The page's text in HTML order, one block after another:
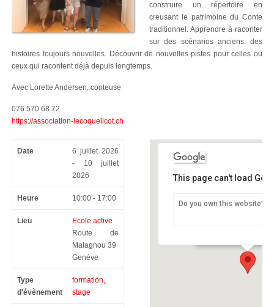
construire un répertoire en
creusant le patrimoine du Conte
traditionnel. Apprendre à raconter
sur des scénarios anciens, des
histoires toujours nouvelles. Découvrir de nouvelles pistes pour celles ou
ceux qui racontent déjà depuis longtemps.
Avec Lorette Andersen, conteuse
076 570 68 72
https://association-lecoquelicot.ch
Date
6 juillet 2026
- 10 juillet
2026
Heure 10:00 - 17:00
Lieu
Ecole active
Route de
Malagnou 39
Genève
Type
d'évènement
formation,
stage
This page can't load
Do you own this website?